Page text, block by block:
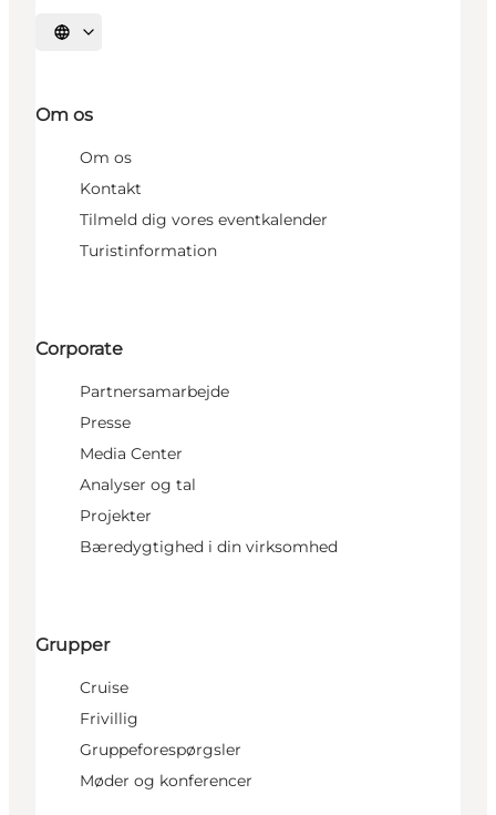
Vælg sprog
Om os
Om os
Kontakt
Tilmeld dig vores eventkalender
Turistinformation
Corporate
Partnersamarbejde
Presse
Media Center
Analyser og tal
Projekter
Bæredygtighed i din virksomhed
Grupper
Cruise
Frivillig
Gruppeforespørgsler
Møder og konferencer